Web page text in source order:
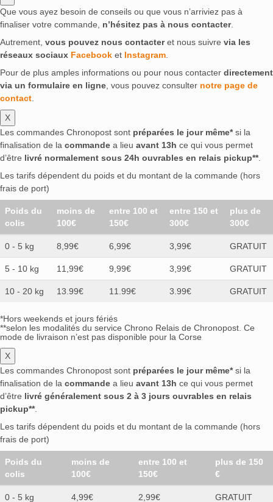
Que vous ayez besoin de conseils ou que vous n’arriviez pas à
finaliser votre commande, n’hésitez pas à nous contacter.
Autrement, vous pouvez nous contacteret nous suivre via les
réseaux sociaux Facebook et Instagram.
Pour de plus amples informations ou pour nous contacter directement
via un formulaire en ligne, vous pouvez consulter notre page de
contact.
X
Les commandes Chronopost sont préparées le jour même*si la
finalisation de la commande a lieu avant 13h ce qui vous permet
d’être livré normalement sous 24h ouvrables en relais pickup**.
Les tarifs dépendent du poids et du montant de la commande (hors
frais de port)
Poids du
colis
moins de
100€
entre 100 et
150€
entre 150 et
300€
plus de
300€
0 - 5 kg 8,99€ 6,99€ 3,99€ GRATUIT
5 - 10 kg 11,99€ 9,99€ 3,99€ GRATUIT
10 - 20 kg 13.99€ 11.99€ 3.99€ GRATUIT
*Hors weekends et jours fériés
**selon les modalités du service Chrono Relais de Chronopost. Ce
mode de livraison n’est pas disponible pour la Corse
X
Les commandes Chronopost sont préparées le jour même*si la
finalisation de la commande a lieu avant 13h ce qui vous permet
d’être livré généralement sous 2 à 3 jours ouvrables en relais
pickup**.
Les tarifs dépendent du poids et du montant de la commande (hors
frais de port)
Poids du
colis
moins de
100€
entre 100 et
150€
plus de 150
€
0 - 5 kg 4,99€ 2,99€ GRATUIT